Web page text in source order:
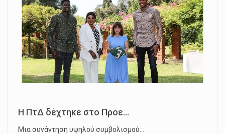
Η ΠτΔ δέχτηκε στο Προε...
Μια συνάντηση υψηλού συμβολισμού…